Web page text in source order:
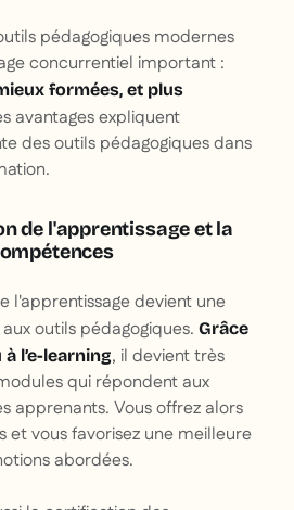
pédagogiques modernes
concurrentiel important :
formées, et plus
avantages expliquent
des outils pédagogiques dans
de l'apprentissage et la
l'apprentissage devient une
outils pédagogiques. Grâce
l’e-learning, il devient très
qui répondent aux
apprenants. Vous offrez alors
et vous favorisez une meilleure
abordées.